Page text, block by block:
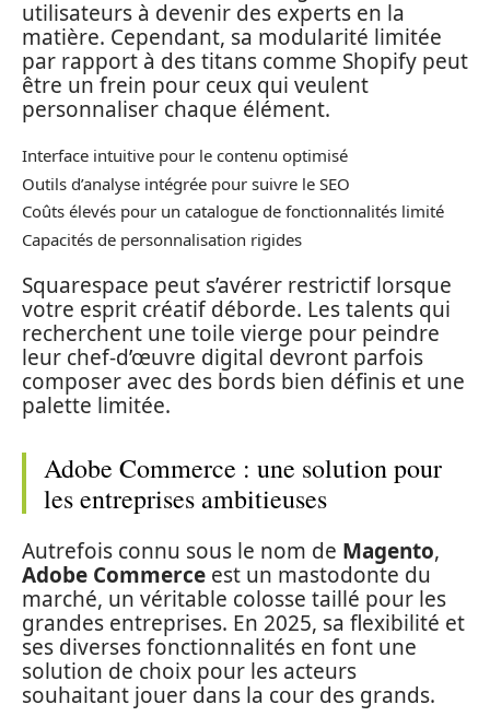
utilisateurs à devenir des experts en la
matière. Cependant, sa modularité limitée
par rapport à des titans comme Shopify peut
être un frein pour ceux qui veulent
personnaliser chaque élément.
Interface intuitive pour le contenu optimisé
Outils d’analyse intégrée pour suivre le SEO
Coûts élevés pour un catalogue de fonctionnalités limité
Capacités de personnalisation rigides
Squarespace peut s’avérer restrictif lorsque
votre esprit créatif déborde. Les talents qui
recherchent une toile vierge pour peindre
leur chef-d’œuvre digital devront parfois
composer avec des bords bien définis et une
palette limitée.
Adobe Commerce : une solution pour
les entreprises ambitieuses
Autrefois connu sous le nom de Magento,
Adobe Commerce est un mastodonte du
marché, un véritable colosse taillé pour les
grandes entreprises. En 2025, sa flexibilité et
ses diverses fonctionnalités en font une
solution de choix pour les acteurs
souhaitant jouer dans la cour des grands.